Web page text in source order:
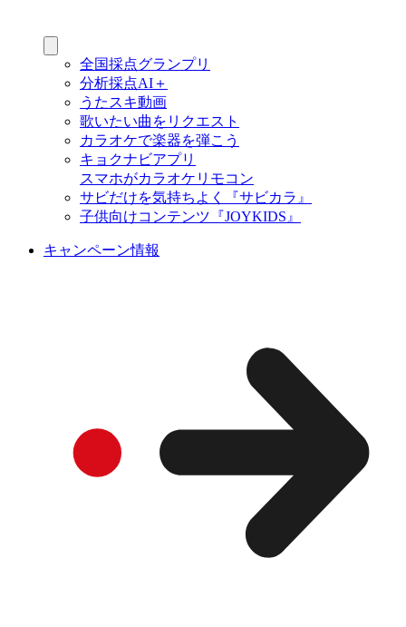
全国採点グランプリ
分析採点AI＋
うたスキ動画
歌いたい曲をリクエスト
カラオケで楽器を弾こう
キョクナビアプリ
スマホがカラオケリモコン
サビだけを気持ちよく『サビカラ』
子供向けコンテンツ『JOYKIDS』
キャンペーン情報